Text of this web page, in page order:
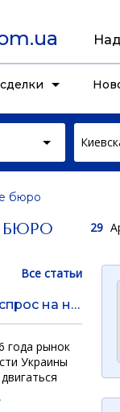
бюро
БЮРО 29
Все статьи
Аренда дорожает, а спрос на новостройки падает: аналитика рынка недвижимости за июль от DIM.RIA
года рынок
Украины
в